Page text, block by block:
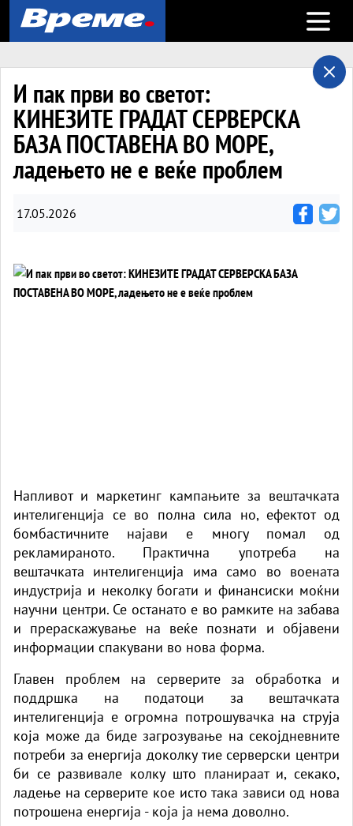
Open
И пак први во светот:
КИНЕЗИТЕ ГРАДАТ СЕРВЕРСКА
БАЗА ПОСТАВЕНА ВО МОРЕ,
ладењето не е веќе проблем
17.05.2026
Напливот и маркетинг кампањите за вештачката
интелигенција се во полна сила но, ефектот од
бомбастичните најави е многу помал од
рекламираното. Практична употреба на
вештачката интелигенција има само во воената
индустрија и неколку богати и финансиски моќни
научни центри. Се останато е во рамките на забава
и прераскажување на веќе познати и објавени
информации спакувани во нова форма.
Главен проблем на серверите за обработка и
поддршка на податоци за вештачката
интелигенција е огромна потрошувачка на струја
која може да биде загрозување на секојдневните
потреби за енергија доколку тие серверски центри
би се развивале колку што планираат и, секако,
ладење на серверите кое исто така зависи од нова
потрошена енергија - која ја нема доволно.